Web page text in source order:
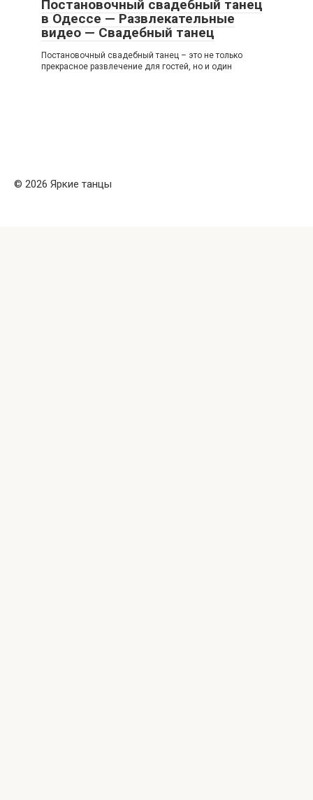
Постановочный свадебный танец
в Одессе — Развлекательные
видео — Свадебный танец
Постановочный свадебный танец – это не только
прекрасное развлечение для гостей, но и один
© 2026 Яркие танцы